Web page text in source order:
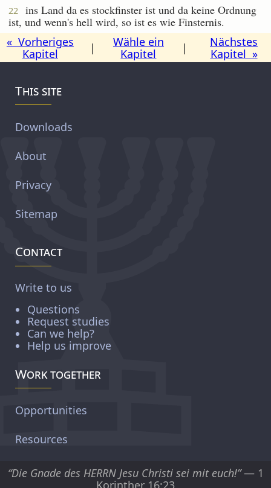
22
ins Land da es stockfinster ist und da keine Ordnung
ist, und wenn's hell wird, so ist es wie Finsternis.
« Vorheriges
Kapitel
|
Wähle ein
Kapitel
|
Nächstes
Kapitel »
This site
Downloads
About
Privacy
Sitemap
Contact
Write to us
Questions
Request studies
Can we help?
Help us improve
Work together
Opportunities
Resources
“Die Gnade des HERRN Jesu Christi sei mit euch!”— 1
Korinther 16:23